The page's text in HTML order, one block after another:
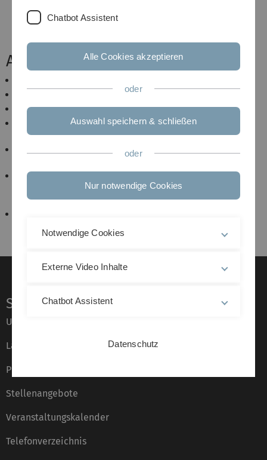
Abgeschlossene Projekte
FlHysafe
MAHEPA - Modular Approach to Hybrid Electric
Propulsion Architecture
Go4H2 - Gesamt- Schadstofffreies 4-Personen-
HighV - HochvoltantrIebsstranG auf
Brennstoffzellen-Hybrid Basis mit
FlugVerkehrstauglicher Steuerung
Service
Universität von A–Z
Lagepläne
Presse
Stellenangebote
Veranstaltungskalender
Telefonverzeichnis
Chatbot Assistent
Alle Cookies akzeptieren
oder
Auswahl speichern & schließen
oder
Nur notwendige Cookies
Notwendige Cookies
Externe Video Inhalte
Chatbot Assistent
Datenschutz